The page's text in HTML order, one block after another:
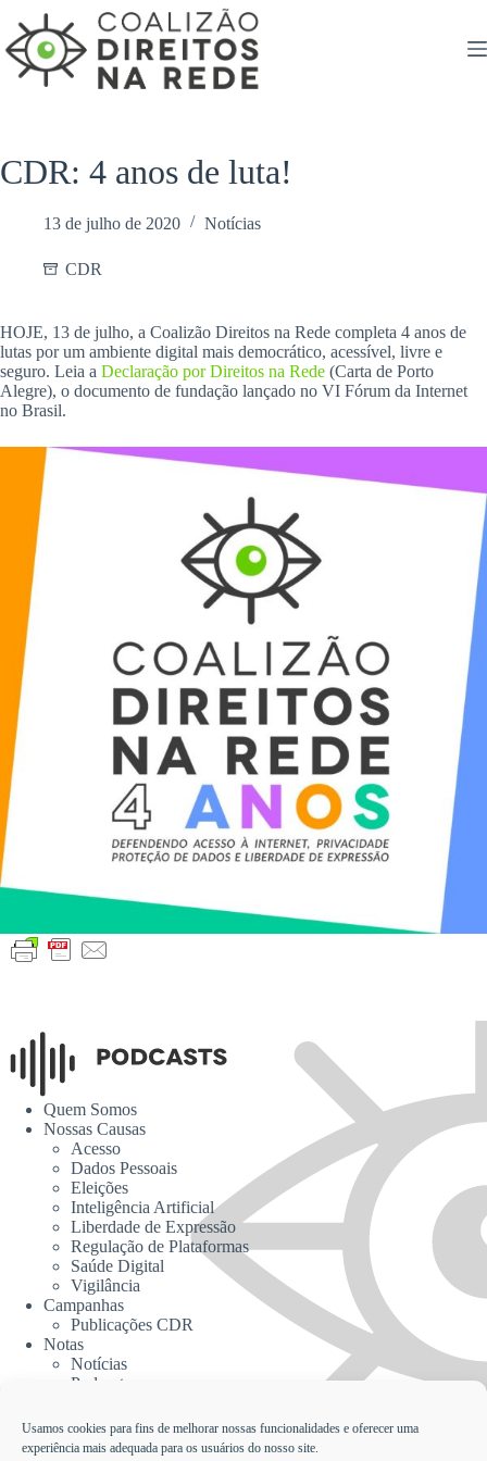
Usamos cookies para fins de melhorar nossas funcionalidades e oferecer uma
experiência mais adequada para os usuários do nosso site.
para
o
conteúdo
CDR: 4 anos de luta!
13 de julho de 2020 Notícias
CDR
HOJE, 13 de julho, a Coalizão Direitos na Rede completa 4 anos de
lutas por um ambiente digital mais democrático, acessível, livre e
seguro. Leia a Declaração por Direitos na Rede (Carta de Porto
Alegre), o documento de fundação lançado no VI Fórum da Internet
no Brasil.
Quem Somos
Nossas Causas
Acesso
Dados Pessoais
Eleições
Inteligência Artificial
Liberdade de Expressão
Regulação de Plataformas
Saúde Digital
Vigilância
Campanhas
Publicações CDR
Notas
Notícias
Podcasts
Contato